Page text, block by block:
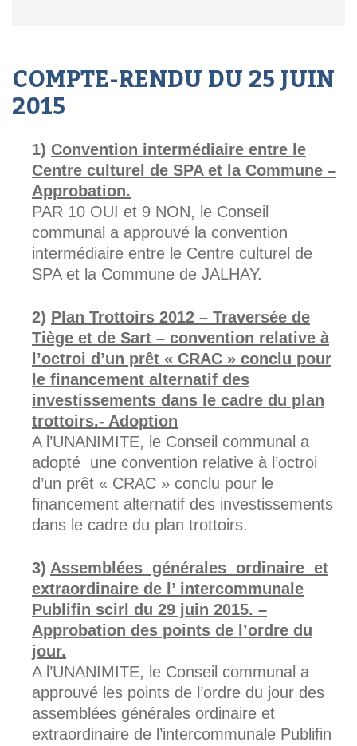
COMPTE-RENDU DU 25 JUIN
2015
Convention intermédiaire entre le
Centre culturel de SPA et la Commune –
Approbation.
PAR 10 OUI et 9 NON, le Conseil
communal a approuvé la convention
intermédiaire entre le Centre culturel de
SPA et la Commune de JALHAY.
Plan Trottoirs 2012 – Traversée de
Tiège et de Sart – convention relative à
l’octroi d’un prêt « CRAC » conclu pour
le financement alternatif des
investissements dans le cadre du plan
trottoirs.- Adoption
A l’UNANIMITE, le Conseil communal a
adopté une convention relative à l’octroi
d’un prêt « CRAC » conclu pour le
financement alternatif des investissements
dans le cadre du plan trottoirs.
Assemblées générales ordinaire et
extraordinaire de l’ intercommunale
Publifin scirl du 29 juin 2015. –
Approbation des points de l’ordre du
jour.
A l’UNANIMITE, le Conseil communal a
approuvé les points de l’ordre du jour des
assemblées générales ordinaire et
extraordinaire de l’intercommunale Publifin